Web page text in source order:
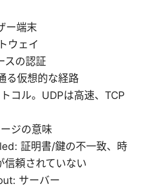
ー端末
ウェイ
スの認証
る仮想的な経路
コル。UDPは高速、TCP
ジの意味
証明書/鍵の不一致、時
信頼されていない
サーバー